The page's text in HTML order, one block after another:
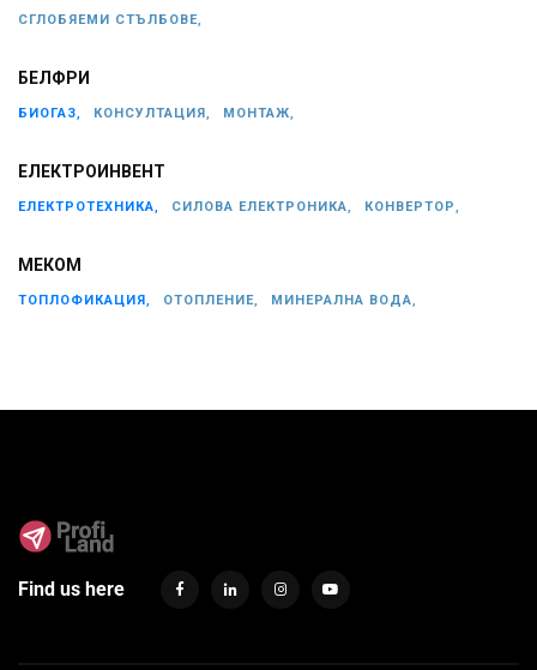
СГЛОБЯЕМИ СТЪЛБОВЕ,
БЕЛФРИ
БИОГАЗ, КОНСУЛТАЦИЯ, МОНТАЖ,
ЕЛЕКТРОИНВЕНТ
ЕЛЕКТРОТЕХНИКА, СИЛОВА ЕЛЕКТРОНИКА, КОНВЕРТОР,
МЕКОМ
ТОПЛОФИКАЦИЯ, ОТОПЛЕНИЕ, МИНЕРАЛНА ВОДА,
Find us here